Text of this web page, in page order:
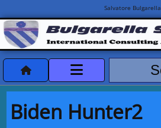
Salvatore Bulgarella
Biden Hunter2